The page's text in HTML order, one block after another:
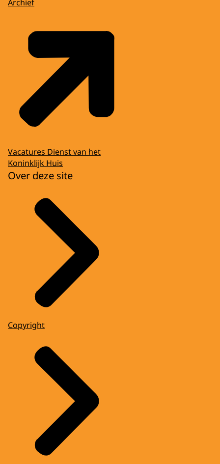
Archief
Vacatures Dienst van het
Koninklijk Huis
Over deze site
Copyright